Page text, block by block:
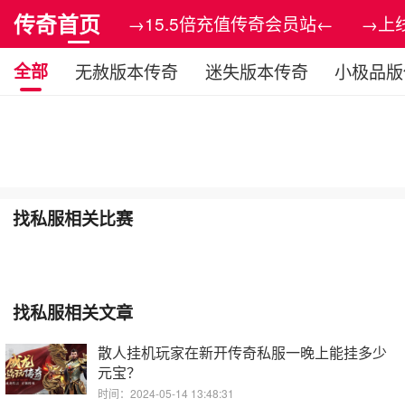
传奇首页 →15.5倍充值传奇会员站←
→上
全部
无赦版本传奇 迷失版本传奇 小极品
找私服相关比赛
找私服相关文章
散人挂机玩家在新开传奇私服一晚上能挂多少
元宝？
时间：2024-05-14 13:48:31